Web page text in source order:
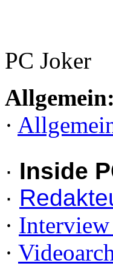
PC Joker
Allgemein:
·
· Inside
·
·
·